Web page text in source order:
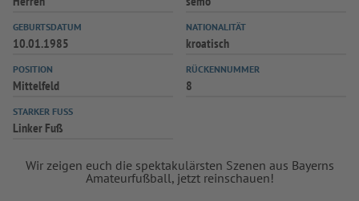
GEBURTSDATUM
10.01.1985
NATIONALITÄT
kroatisch
POSITION
Mittelfeld
RÜCKENNUMMER
8
STARKER FUSS
Linker Fuß
Wir zeigen euch die spektakulärsten Szenen aus Bayerns
Amateurfußball, jetzt reinschauen!